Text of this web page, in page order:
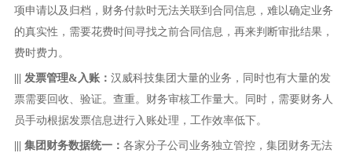
项申请以及归档，财务付款时无法关联到合同信息，难以确定业务
的真实性，需要花费时间寻找之前合同信息，再来判断审批结果，
费时费力。
发票管理&入账： 汉威科技集团大量的业务，同时也有大量的发
票需要回收、验证。查重。财务审核工作量大。同时，需要财务人
员手动根据发票信息进行入账处理，工作效率低下。
集团财务数据统一： 各家分子公司业务独立管控，集团财务无法